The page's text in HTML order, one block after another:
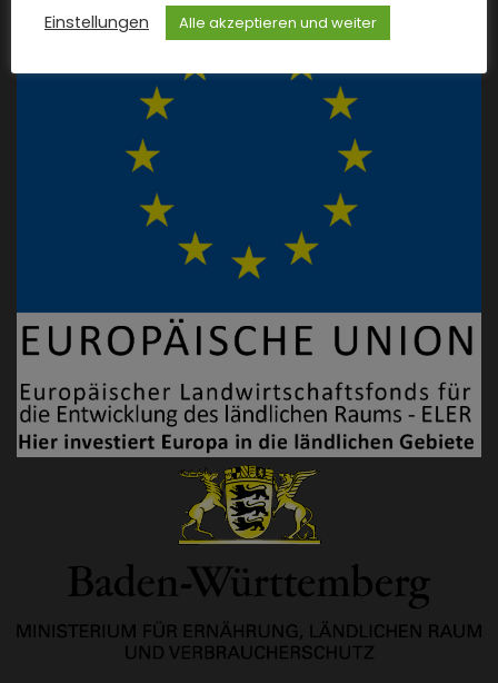
Einstellungen
Alle akzeptieren und weiter